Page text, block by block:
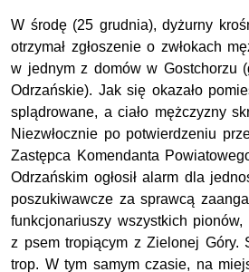
W środę (25 grudnia), dyżurny
otrzymał zgłoszenie o zwłokach
w jednym z domów w Gostchorzu
Odrzańskie). Jak się okazało
splądrowane, a ciało mężczyzny
Niezwłocznie po potwierdzeniu
Zastępca Komendanta
Odrzańskim ogłosił alarm dla
poszukiwawcze za sprawcą
funkcjonariuszy wszystkich
z psem tropiącym z Zielonej Góry.
trop. W tym samym czasie, na